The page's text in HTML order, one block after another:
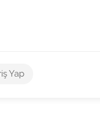
Yap